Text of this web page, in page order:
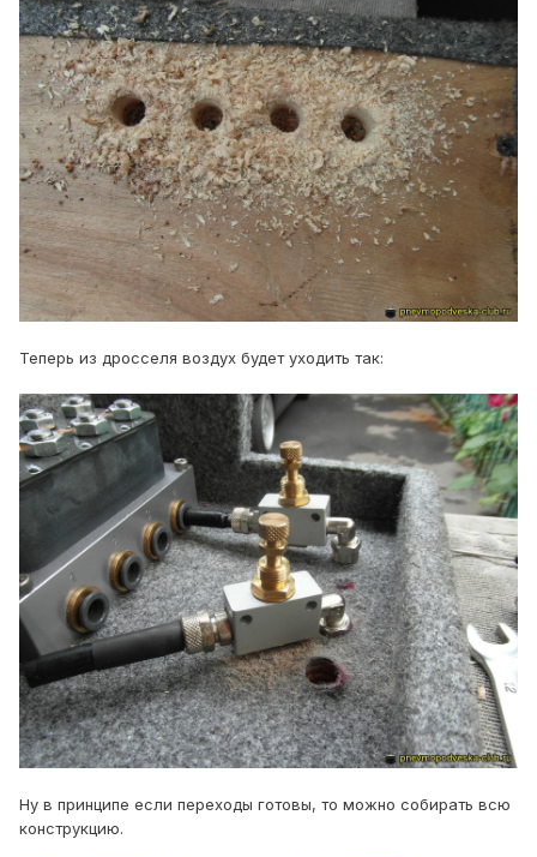
Теперь из дросселя воздух будет уходить так:
Ну в принципе если переходы готовы, то можно собирать всю
конструкцию.